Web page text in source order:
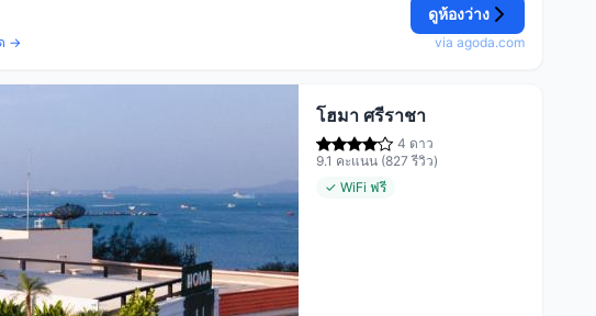
→
ดูห้องว่าง
via agoda.com
โฮมา ศรีราชา
4 ดาว
9.1 คะแนน (827 รีวิว)
✓ WiFi ฟรี